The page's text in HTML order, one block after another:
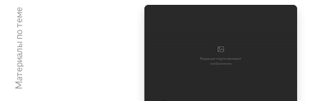
Материалы по теме